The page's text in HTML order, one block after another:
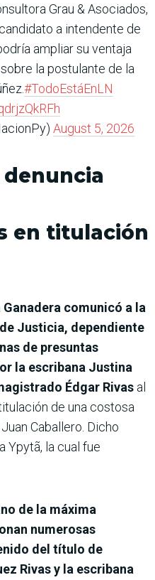
Grau & Asociados,
a intendente de
ampliar su ventaja
la postulante de la
#TodoEstáEnLN
August 5, 2026
en titulación
comunicó a la
Justicia, dependiente
de presuntas
la escribana Justina
Édgar Rivas al
de una costosa
Caballero. Dicho
Ypytã, la cual fue
de la máxima
numerosas
del título de
Rivas y la escribana